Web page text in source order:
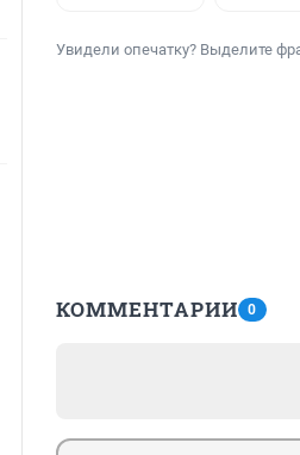
Увидели опечатку? Выделите
КОММЕНТАРИИ 0